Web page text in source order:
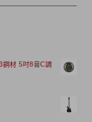
材 5吋8音C調